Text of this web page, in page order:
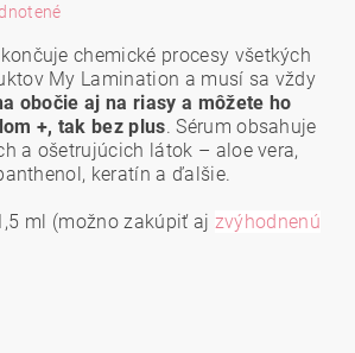
chemické procesy všetkých
My Lamination a musí sa vždy
obočie aj na riasy a môžete ho
+, tak bez plus. Sérum obsahuje
a ošetrujúcich látok – aloe vera,
keratín a ďalšie.
ml (možno zakúpiť aj zvýhodnenú